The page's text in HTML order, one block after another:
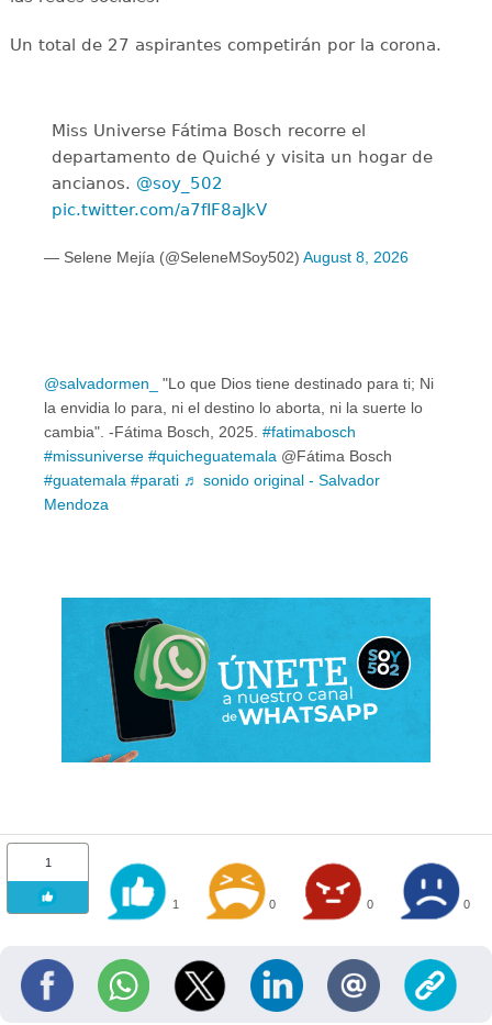
Un total de 27 aspirantes competirán por la corona.
Miss Universe Fátima Bosch recorre el
departamento de Quiché y visita un hogar de
ancianos. @soy_502
pic.twitter.com/a7fIF8aJkV
— Selene Mejía (@SeleneMSoy502) August 8, 2026
@salvadormen_
"Lo que Dios tiene destinado para ti; Ni
la envidia lo para, ni el destino lo aborta, ni la suerte lo
cambia". -Fátima Bosch, 2025. #fatimabosch
#missuniverse #quicheguatemala @Fátima Bosch
#guatemala #parati ♬ sonido original - Salvador
Mendoza
1
1 0 0 0